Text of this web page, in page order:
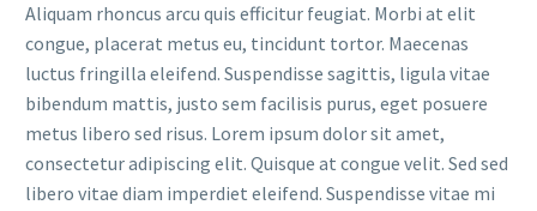
Aliquam rhoncus arcu quis efficitur feugiat. Morbi at elit
congue, placerat metus eu, tincidunt tortor. Maecenas
luctus fringilla eleifend. Suspendisse sagittis, ligula vitae
bibendum mattis, justo sem facilisis purus, eget posuere
metus libero sed risus. Lorem ipsum dolor sit amet,
consectetur adipiscing elit. Quisque at congue velit. Sed sed
libero vitae diam imperdiet eleifend. Suspendisse vitae mi